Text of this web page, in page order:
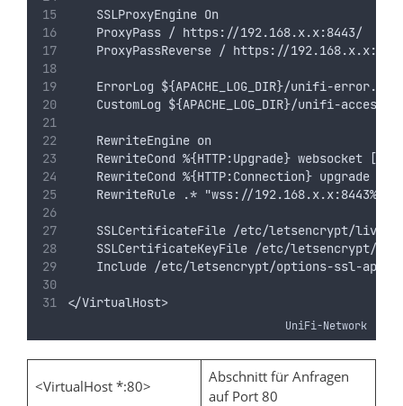
    SSLProxyEngine On
    ProxyPass / https://192.168.x.x:8443/
ProxyPassReverse / https://
    ErrorLog ${APACHE_LOG_DIR}/unifi-error.log
CustomLog ${APACHE_LOG_DIR}/unifi-
    RewriteEngine on
    RewriteCond %{HTTP:Upgrade} websocket [NC]
RewriteCond %{HTTP:Connection} upgrade
RewriteRule .* "wss://
SSLCertificateFile /etc/letsencrypt/live/
SSLCertificateKeyFile /etc/letsencrypt/
Include /etc/letsencrypt/options-ssl-
</VirtualHost>
UniFi-Network
<VirtualHost *:80>
Abschnitt für Anfragen
auf Port 80